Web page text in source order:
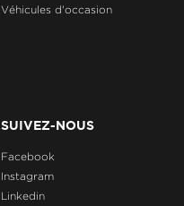
Véhicules d'occasion
SUIVEZ-NOUS
Facebook
Instagram
Linkedin